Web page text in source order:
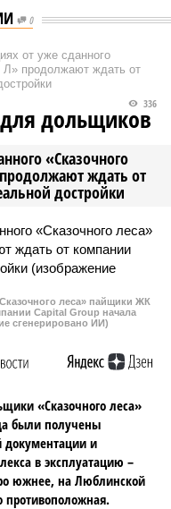
0
от уже сданного
Л» продолжают ждать от
«Сказочного
ждать от
достройки
336
дольщиков
леса» пайщики ЖК
Capital Group начала
сгенерировано ИИ)
«Сказочного леса»
были получены
документации и
в эксплуатацию –
южнее, на Люблинской
противоположная.